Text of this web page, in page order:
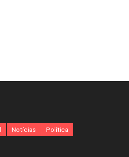
Notícias Política